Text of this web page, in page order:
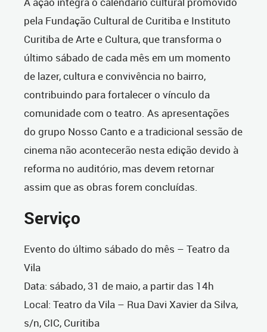
pela Fundação Cultural de Curitiba e Instituto
Curitiba de Arte e Cultura, que transforma o
último sábado de cada mês em um momento
de lazer, cultura e convivência no bairro,
contribuindo para fortalecer o vínculo da
comunidade com o teatro. As apresentações
do grupo Nosso Canto e a tradicional sessão de
cinema não acontecerão nesta edição devido à
reforma no auditório, mas devem retornar
assim que as obras forem concluídas.
Serviço
Evento do último sábado do mês – Teatro da
Vila
Data: sábado, 31 de maio, a partir das 14h
Local: Teatro da Vila – Rua Davi Xavier da Silva,
s/n, CIC, Curitiba